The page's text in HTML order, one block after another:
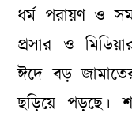
ধর্ম পরায়ণ ও
প্রসার ও
ঈদে বড়
ছড়িয়ে পড়ছে।